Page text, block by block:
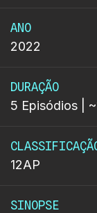
ANO
2022
DURAÇÃO
5 Episódios |
12AP
SINOPSE